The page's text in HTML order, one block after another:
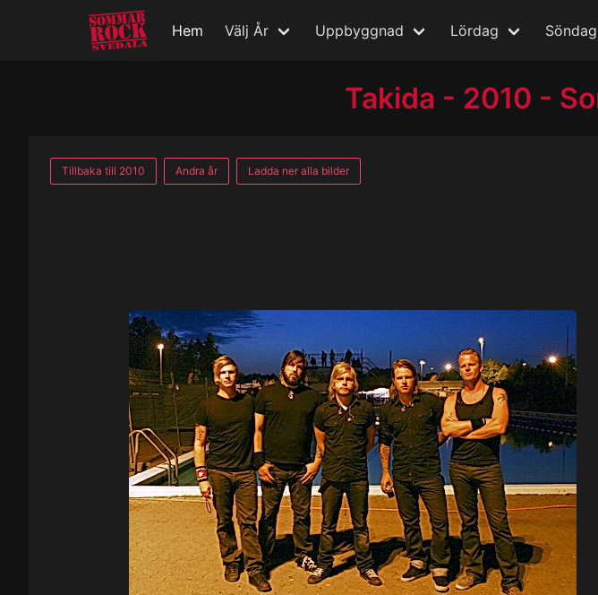
Hem Välj År Uppbyggnad Lördag Söndag
Takida - 2010 -
Tillbaka till 2010 Andra år Ladda ner alla bilder